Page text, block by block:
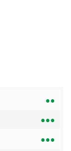
●●
●●●
●●●